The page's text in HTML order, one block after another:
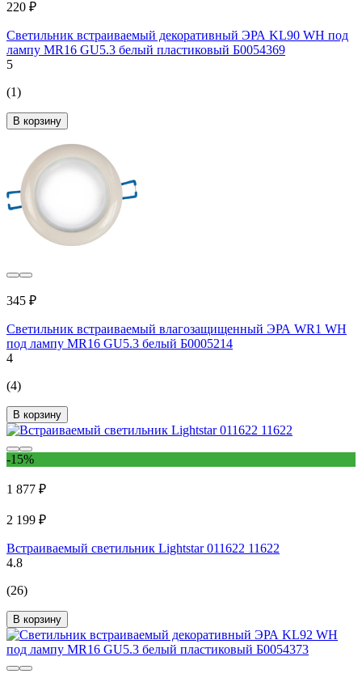
220 ₽
Светильник встраиваемый декоративный ЭРА KL90 WH под
лампу MR16 GU5.3 белый пластиковый Б0054369
5
(1)
В корзину
345 ₽
Светильник встраиваемый влагозащищенный ЭРА WR1 WH
под лампу MR16 GU5.3 белый Б0005214
4
(4)
В корзину
-15%
1 877 ₽
2 199 ₽
Встраиваемый светильник Lightstar 011622 11622
4.8
(26)
В корзину